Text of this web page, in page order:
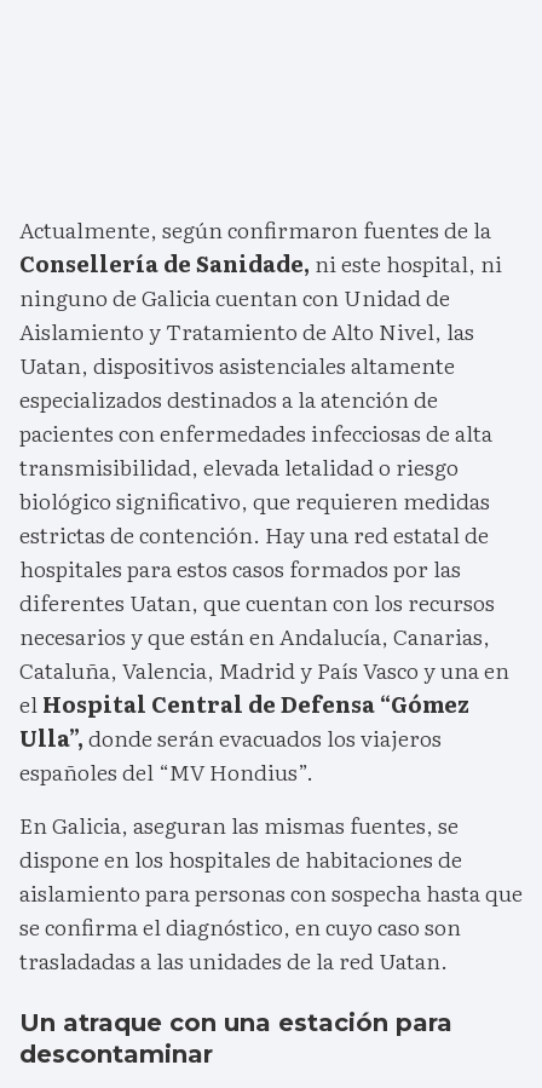
Actualmente, según confirmaron fuentes de la
Consellería de Sanidade, ni este hospital, ni
ninguno de Galicia cuentan con Unidad de
Aislamiento y Tratamiento de Alto Nivel, las
Uatan, dispositivos asistenciales altamente
especializados destinados a la atención de
pacientes con enfermedades infecciosas de alta
transmisibilidad, elevada letalidad o riesgo
biológico significativo, que requieren medidas
estrictas de contención. Hay una red estatal de
hospitales para estos casos formados por las
diferentes Uatan, que cuentan con los recursos
necesarios y que están en Andalucía, Canarias,
Cataluña, Valencia, Madrid y País Vasco y una en
elHospital Central de Defensa “Gómez
Ulla”,donde serán evacuados los viajeros
españoles del “MV Hondius”.
En Galicia, aseguran las mismas fuentes, se
dispone en los hospitales de habitaciones de
aislamiento para personas con sospecha hasta que
se confirma el diagnóstico, en cuyo caso son
trasladadas a las unidades de la red Uatan.
Un atraque con una estación para
descontaminar